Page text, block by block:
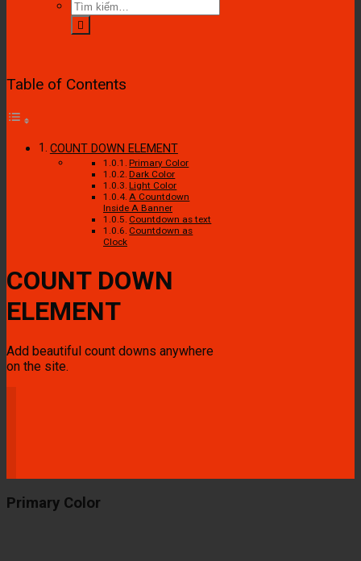
Tìm
kiếm:
Table of Contents
COUNT DOWN ELEMENT
Primary Color
Dark Color
Light Color
A Countdown
Inside A Banner
Countdown as text
Countdown as
Clock
COUNT DOWN
ELEMENT
Add beautiful count downs anywhere
on the site.
Primary Color